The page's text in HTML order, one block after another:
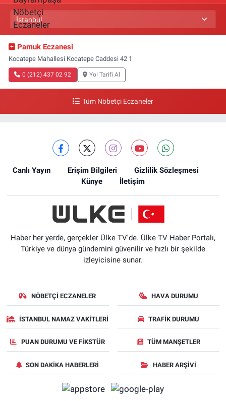
Pamuk Eczanesi
Kocatepe Mahallesi Kocatepe Caddesi 42 1
0 (212) 437 02 92 Yol Tarifi Al
Tüm Nöbetçi Eczaneler
Canlı Yayın Erişim Bilgileri
Gizlilik Sözleşmesi
Künye
İletişim
Haber her yerde, gerçekler Ülke TV'de. Ülke TV Haber Portalı,
Türkiye ve dünya gündemini güvenilir ve hızlı bir şekilde
izleyicisine sunar.
NÖBETÇI ECZANELER HAVA DURUMU
İSTANBUL NAMAZ VAKITLERI TRAFIK DURUMU
PUAN DURUMU VE FIKSTÜR TÜM MANŞETLER
SON DAKIKA HABERLERI HABER ARŞIVI